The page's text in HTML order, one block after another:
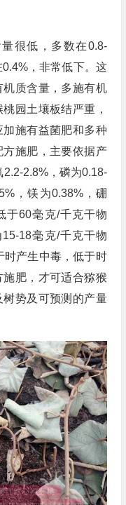
很低，多数在0.8-
，非常低下。这
质含量，多施有机
园土壤板结严重，
施有益菌肥和多种
施肥，主要依据产
2.8%，磷为0.18-
，镁为0.38%，硼
于60毫克/千克干物
18毫克/千克干物
时产生中毒，低于时
肥，才可适合猕猴
势及可预测的产量